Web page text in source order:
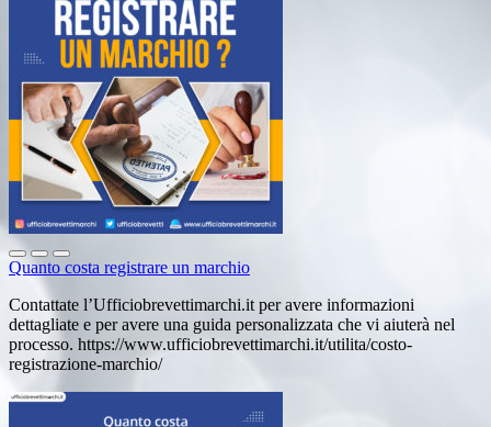
Quanto costa registrare un marchio
Contattate l’Ufficiobrevettimarchi.it per avere informazioni
dettagliate e per avere una guida personalizzata che vi aiuterà nel
processo. https://www.ufficiobrevettimarchi.it/utilita/costo-
registrazione-marchio/